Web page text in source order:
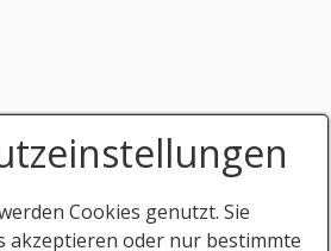
Cookies genutzt. Sie
akzeptieren oder nur bestimmte